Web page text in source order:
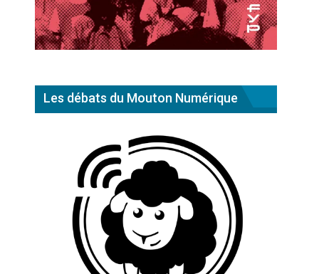
Les débats du Mouton Numérique